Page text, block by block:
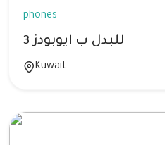
phones
للبدل ب ايوبودز 3
Kuwait